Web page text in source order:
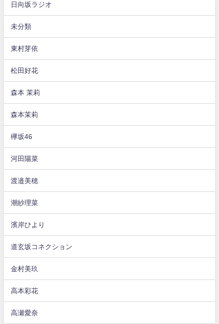
日向坂ラジオ
未分類
東村芽依
松田好花
森本 茉莉
森本茉莉
欅坂46
河田陽菜
渡邉美穂
潮紗理菜
濱岸ひより
道玄坂コネクション
金村美玖
高本彩花
高瀬愛奈